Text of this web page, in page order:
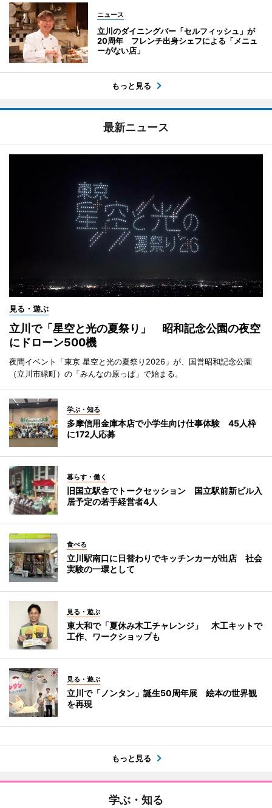
ニュース
立川のダイニングバー「セルフィッシュ」が
20周年 フレンチ出身シェフによる「メニュ
ーがない店」
もっと見る
最新ニュース
見る・遊ぶ
立川で「星空と光の夏祭り」 昭和記念公園の夜空
にドローン500機
夜間イベント「東京 星空と光の夏祭り2026」が、国営昭和記念公園
（立川市緑町）の「みんなの原っぱ」で始まる。
学ぶ・知る
多摩信用金庫本店で小学生向け仕事体験 45人枠
に172人応募
暮らす・働く
旧国立駅舎でトークセッション 国立駅前新ビル入
居予定の若手経営者4人
食べる
立川駅南口に日替わりでキッチンカーが出店 社会
実験の一環として
見る・遊ぶ
東大和で「夏休み木工チャレンジ」 木工キットで
工作、ワークショップも
見る・遊ぶ
立川で「ノンタン」誕生50周年展 絵本の世界観
を再現
もっと見る
学ぶ・知る